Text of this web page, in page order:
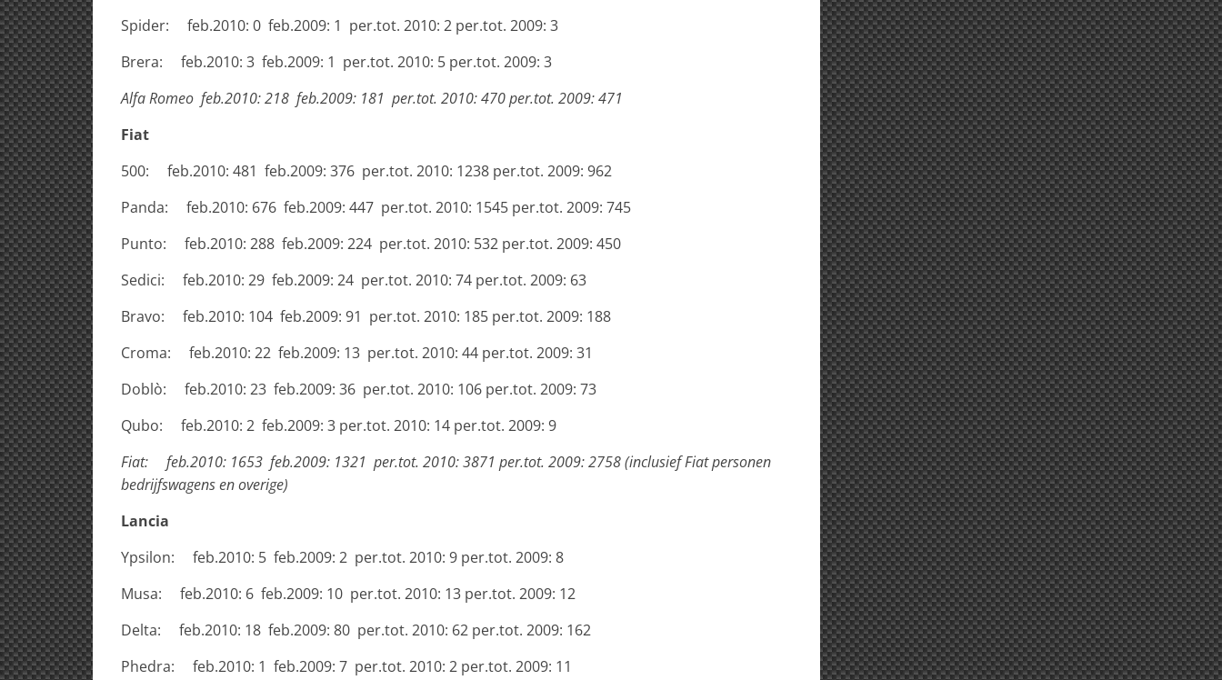
Spider: feb.2010: 0 feb.2009: 1 per.tot. 2010: 2 per.tot. 2009: 3
Brera: feb.2010: 3 feb.2009: 1 per.tot. 2010: 5 per.tot. 2009: 3
Alfa Romeo feb.2010: 218 feb.2009: 181 per.tot. 2010: 470 per.tot. 2009: 471
Fiat
500: feb.2010: 481 feb.2009: 376 per.tot. 2010: 1238 per.tot. 2009: 962
Panda: feb.2010: 676 feb.2009: 447 per.tot. 2010: 1545 per.tot. 2009: 745
Punto: feb.2010: 288 feb.2009: 224 per.tot. 2010: 532 per.tot. 2009: 450
Sedici: feb.2010: 29 feb.2009: 24 per.tot. 2010: 74 per.tot. 2009: 63
Bravo: feb.2010: 104 feb.2009: 91 per.tot. 2010: 185 per.tot. 2009: 188
Croma: feb.2010: 22 feb.2009: 13 per.tot. 2010: 44 per.tot. 2009: 31
Doblò: feb.2010: 23 feb.2009: 36 per.tot. 2010: 106 per.tot. 2009: 73
Qubo: feb.2010: 2 feb.2009: 3 per.tot. 2010: 14 per.tot. 2009: 9
Fiat: feb.2010: 1653 feb.2009: 1321 per.tot. 2010: 3871 per.tot. 2009: 2758 (inclusief Fiat personen
bedrijfswagens en overige)
Lancia
Ypsilon: feb.2010: 5 feb.2009: 2 per.tot. 2010: 9 per.tot. 2009: 8
Musa: feb.2010: 6 feb.2009: 10 per.tot. 2010: 13 per.tot. 2009: 12
Delta: feb.2010: 18 feb.2009: 80 per.tot. 2010: 62 per.tot. 2009: 162
Phedra: feb.2010: 1 feb.2009: 7 per.tot. 2010: 2 per.tot. 2009: 11